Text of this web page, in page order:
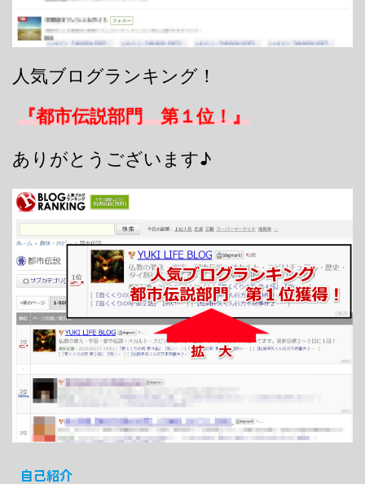
人気ブログランキング！
『都市伝説部門 第１位！』
ありがとうございます♪
自己紹介